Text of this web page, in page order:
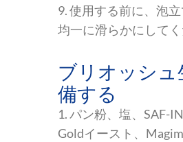
9. 使用する前に、泡
均一に滑らかにしてく
ブリオッシ
備する
1. パン粉、塩、SAF-
Goldイースト、